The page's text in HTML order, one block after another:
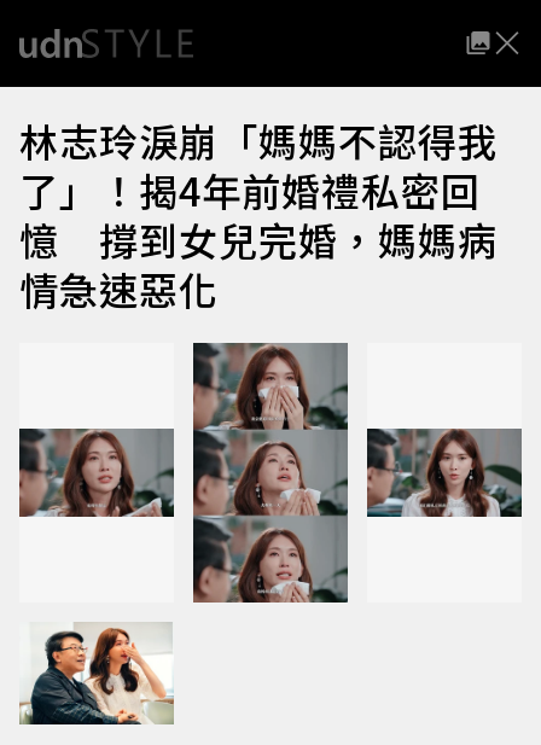
林志玲淚崩「媽媽不認得我
了」！揭4年前婚禮私密回
憶 撐到女兒完婚，媽媽病
情急速惡化